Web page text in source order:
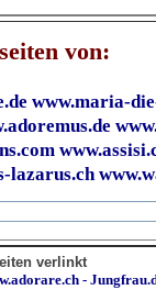
von:
www.maria-
lazarus.ch
verlinkt
-